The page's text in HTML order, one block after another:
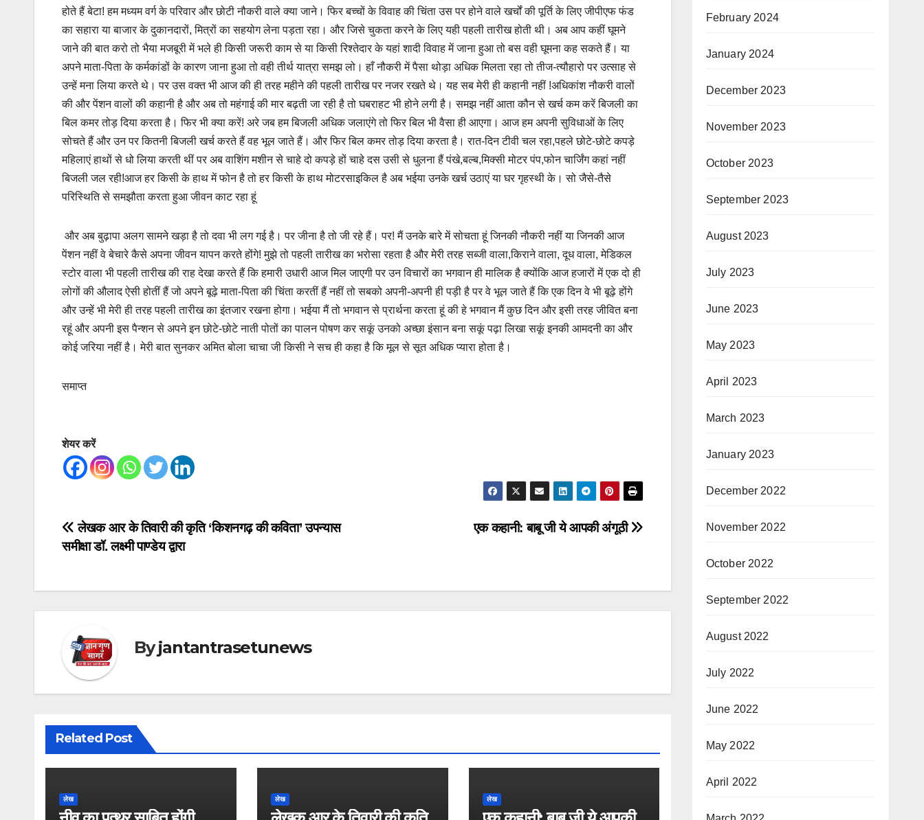
होते हैं बेटा! हम मध्यम वर्ग के परिवार और छोटी नौकरी वाले क्या जाने। फिर बच्चों के विवाह की चिंता उस पर होने वाले खर्चों की पूर्ति के लिए जीपीएफ फंड
का सहारा या बाजार के दुकानदारों, मित्रों का सहयोग लेना पड़ता रहा। और जिसे चुकता करने के लिए यही पहली तारीख होती थी। अब आप कहीं घूमने
जाने की बात करो तो भैया मजबूरी में भले ही किसी जरूरी काम से या किसी रिश्तेदार के यहां शादी विवाह में जाना हुआ तो बस वही घूमना कह सकते हैं। या
अपने माता-पिता के कर्मकांडों के कारण जाना हुआ तो वही तीर्थ यात्रा समझ लो। हाँ नौकरी में पैसा थोड़ा अधिक मिलता रहा तो तीज-त्यौहारो पर उत्साह से
उन्हें मना लिया करते थे। पर उस वक्त भी आज की ही तरह महीने की पहली तारीख पर नजर रखते थे। यह सब मेरी ही कहानी नहीं !अधिकांश नौकरी वालों
की और पेंशन वालों की कहानी है और अब तो महंगाई की मार बढ़ती जा रही है तो घबराहट भी होने लगी है। समझ नहीं आता कौन से खर्च कम करें बिजली का
बिल कमर तोड़ दिया करता है। फिर भी क्या करें! अरे जब हम बिजली अधिक जलाएंगे तो फिर बिल भी वैसा ही आएगा। आज हम अपनी सुविधाओं के लिए
सोचते हैं और उन पर कितनी बिजली खर्च करते हैं वह भूल जाते हैं। और फिर बिल कमर तोड़ दिया करता है। रात-दिन टीवी चल रहा,पहले छोटे-छोटे कपड़े
महिलाएं हाथों से धो लिया करती थीं पर अब वाशिंग मशीन से चाहे दो कपड़े हों चाहे दस उसी से धुलना हैं पंखे,बल्ब,मिक्सी मोटर पंप,फोन चार्जिंग कहां नहीं
बिजली जल रही!आज हर किसी के हाथ में फोन है तो हर किसी के हाथ मोटरसाइकिल है अब भईया उनके खर्च उठाएं या घर गृहस्थी के। सो जैसे-तैसे
परिस्थिति से समझौता करता हुआ जीवन काट रहा हूं
और अब बुढ़ापा अलग सामने खड़ा है तो दवा भी लग गई है। पर जीना है तो जी रहे हैं। पर! मैं उनके बारे में सोचता हूं जिनकी नौकरी नहीं या जिनकी आज
पेंशन नहीं वे बेचारे कैसे अपना जीवन यापन करते होंगे! मुझे तो पहली तारीख का भरोसा रहता है और मेरी तरह सब्जी वाला,किराने वाला, दूध वाला, मेडिकल
स्टोर वाला भी पहली तारीख की राह देखा करते हैं कि हमारी उधारी आज मिल जाएगी पर उन विचारों का भगवान ही मालिक है क्योंकि आज हजारों में एक दो ही
लोगों की औलाद ऐसी होतीं हैं जो अपने बूढ़े माता-पिता की चिंता करतीं हैं नहीं तो सबको अपनी-अपनी ही पड़ी है पर वे भूल जाते हैं कि एक दिन वे भी बूढ़े होंगे
और उन्हें भी मेरी ही तरह पहली तारीख का इंतजार रखना होगा। भईया मैं तो भगवान से प्रार्थना करता हूं की हे भगवान मैं कुछ दिन और इसी तरह जीवित बना
रहूं और अपनी इस पैन्शन से अपने इन छोटे-छोटे नाती पोतों का पालन पोषण कर सकूं उनको अच्छा इंसान बना सकूं पढ़ा लिखा सकूं इनकी आमदनी का और
कोई जरिया नहीं है। मेरी बात सुनकर अमित बोला चाचा जी किसी ने सच ही कहा है कि मूल से सूत अधिक प्यारा होता है।
समाप्त
शेयर करें
Post
navigation
एक कहानी: बाबू जी ये आपकी अंगूठी
लेखक आर के तिवारी की कृति ‘किशनगढ़ की कविता’ उपन्यास
समीक्षा डॉ. लक्ष्मी पाण्डेय द्वारा
Byjantantrasetunews
Related Post
लेख लेख लेख
February 2024
January 2024
December 2023
November 2023
October 2023
September 2023
August 2023
July 2023
June 2023
May 2023
April 2023
March 2023
January 2023
December 2022
November 2022
October 2022
September 2022
August 2022
July 2022
June 2022
May 2022
April 2022